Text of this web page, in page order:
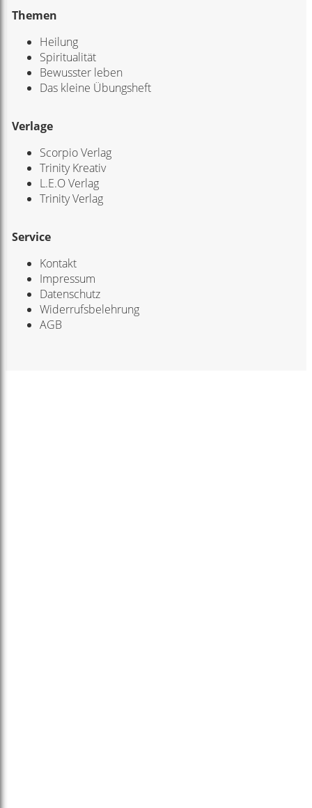
Themen
Heilung
Spiritualität
Bewusster leben
Das kleine Übungsheft
Verlage
Scorpio Verlag
Trinity Kreativ
L.E.O Verlag
Trinity Verlag
Service
Kontakt
Impressum
Datenschutz
Widerrufsbelehrung
AGB